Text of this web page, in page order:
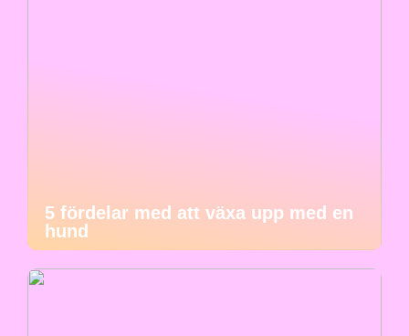
5 fördelar med att växa upp med en
hund